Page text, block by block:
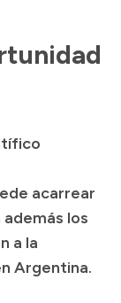
acarrear
los
a la
Argentina.